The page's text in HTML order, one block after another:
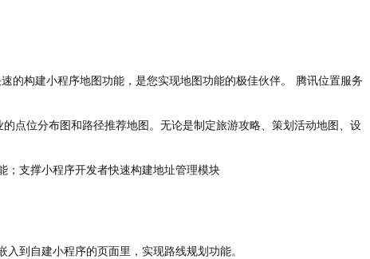
构建小程序地图功能，是您实现地图功能的极佳伙伴。 腾讯位置服务
点位分布图和路径推荐地图。无论是制定旅游攻略、策划活动地图、设
；支撑小程序开发者快速构建地址管理模块
到自建小程序的页面里，实现路线规划功能。